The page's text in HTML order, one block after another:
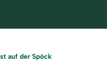
auf der Spöck